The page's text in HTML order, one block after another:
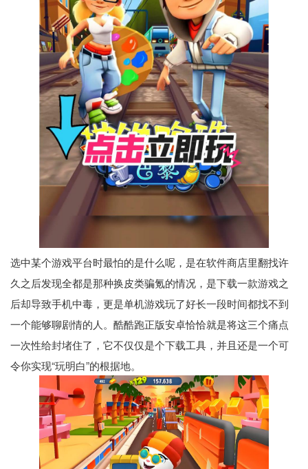
选中某个游戏平台时最怕的是什么呢，是在软件商店里翻找许
久之后发现全都是那种换皮类骗氪的情况，是下载一款游戏之
后却导致手机中毒，更是单机游戏玩了好长一段时间都找不到
一个能够聊剧情的人。酷酷跑正版安卓恰恰就是将这三个痛点
一次性给封堵住了，它不仅仅是个下载工具，并且还是一个可
令你实现“玩明白”的根据地。